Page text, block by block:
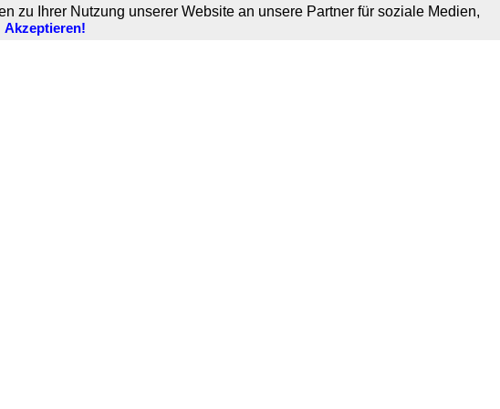
zu Ihrer Nutzung unserer Website an unsere Partner für soziale Medien,
Akzeptieren!